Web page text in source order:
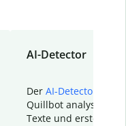
AI-Detector
Der AI-Detector
Quillbot analysiert
Texte und erstellt